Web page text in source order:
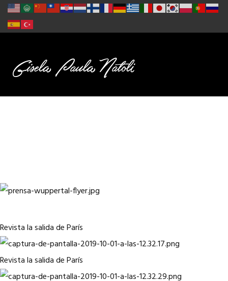
Revista la salida de París
Revista la salida de París